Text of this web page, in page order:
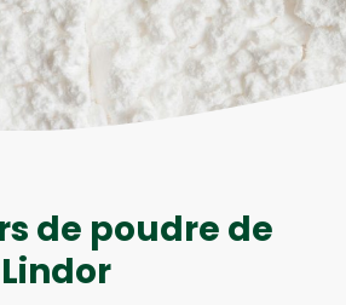
de poudre de